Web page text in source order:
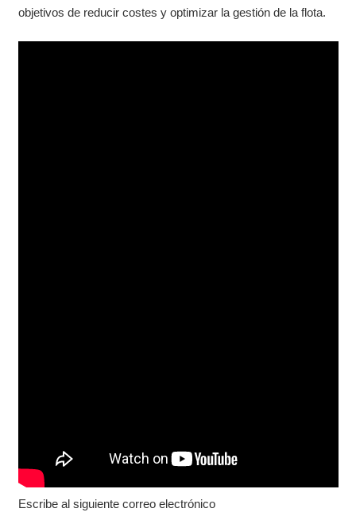
objetivos de reducir costes y optimizar la gestión de la flota.
Escribe al siguiente correo electrónico